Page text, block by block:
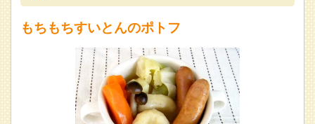
もちもちすいとんのポトフ